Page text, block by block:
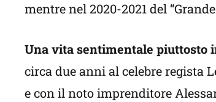
mentre nel 2020-2021 del
Una vita sentimentale piuttosto
circa due anni al celebre regista
e con il noto imprenditore